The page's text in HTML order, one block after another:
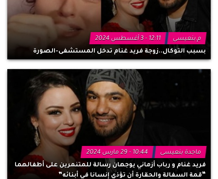
م.بنعيسى
12:11 - 3 أغسطس 2024
بسبب التوكال..زوجة فريد غنام تدخل المستشفى-الصورة
ماجدة بنعيسى
10:44 - 29 مارس 2024
فريد غنام و رباب أزماني يوجهان رسالة للمتنمرين على أطفالهما
“قمة السفالة والحقارة أن تؤذي إنسانا في أبنائه”